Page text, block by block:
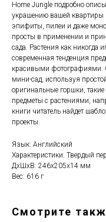
Home Jungle подробно
украшению вашей квартиры
эпифиты, пилеи и даже
просты в применении и
сада. Растения как никогда
современная тенденция
красивыми фотографиями.
мини-сад, используя
оригинальные горшки,
предметы с растениями,
книги читатель найдет
проекты.
Язык: Английский
Характеристики: Твердый
ДxШxВ: 246x205x14 мм
Вес: 616 г
Смотрите